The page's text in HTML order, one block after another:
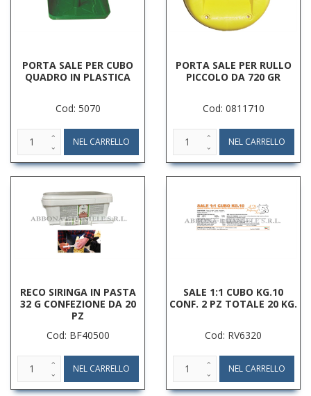
PORTA SALE PER CUBO
QUADRO IN PLASTICA
Cod: 5070
PORTA SALE PER RULLO
PICCOLO DA 720 GR
Cod: 0811710
RECO SIRINGA IN PASTA
32 G CONFEZIONE DA 20
PZ
Cod: BF40500
SALE 1:1 CUBO KG.10
CONF. 2 PZ TOTALE 20 KG.
Cod: RV6320